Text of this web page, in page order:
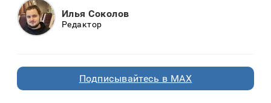
Илья Соколов
Редактор
Подписывайтесь в MAX